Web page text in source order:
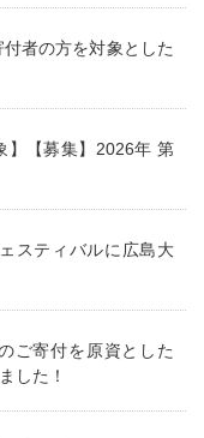
者の方を対象とした
】【募集】2026年 第
スティバルに広島大
ご寄付を原資とした
した！